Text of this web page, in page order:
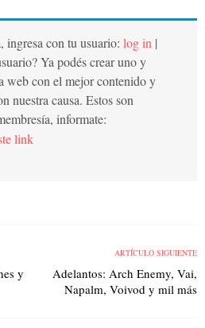
ingresa con tu usuario: log in |
Ya podés crear uno y
web con el mejor contenido y
nuestra causa. Estos son
informate:
link
y
ARTÍCULO SIGUIENTE
Adelantos: Arch Enemy, Vai,
Napalm, Voivod y mil más